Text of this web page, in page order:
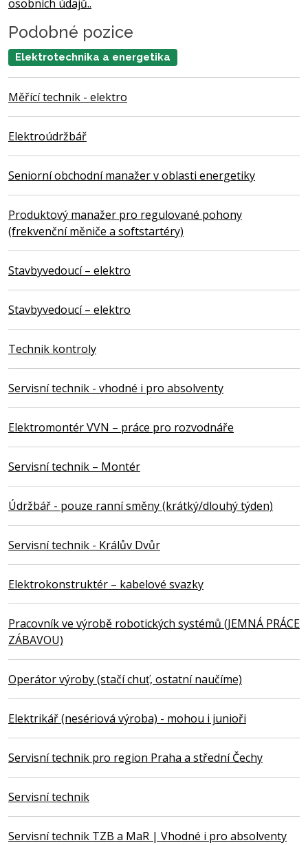
osobních údajů..
Podobné pozice
Elektrotechnika a energetika
Měřící technik - elektro
Elektroúdržbář
Seniorní obchodní manažer v oblasti energetiky
Produktový manažer pro regulované pohony
(frekvenční měniče a softstartéry)
Stavbyvedoucí – elektro
Stavbyvedoucí – elektro
Technik kontroly
Servisní technik - vhodné i pro absolventy
Elektromontér VVN – práce pro rozvodnáře
Servisní technik – Montér
Údržbář - pouze ranní směny (krátký/dlouhý týden)
Servisní technik - Králův Dvůr
Elektrokonstruktér – kabelové svazky
Pracovník ve výrobě robotických systémů (JEMNÁ PRÁCE
ZÁBAVOU)
Operátor výroby (stačí chuť, ostatní naučíme)
Elektrikář (nesériová výroba) - mohou i junioři
Servisní technik pro region Praha a střední Čechy
Servisní technik
Servisní technik TZB a MaR | Vhodné i pro absolventy